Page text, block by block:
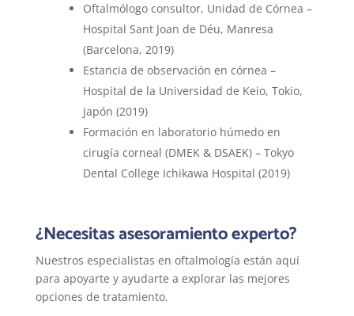
Oftalmólogo consultor, Unidad de Córnea –
Hospital Sant Joan de Déu, Manresa
(Barcelona, 2019)
Estancia de observación en córnea –
Hospital de la Universidad de Keio, Tokio,
Japón (2019)
Formación en laboratorio húmedo en
cirugía corneal (DMEK & DSAEK) – Tokyo
Dental College Ichikawa Hospital (2019)
¿Necesitas asesoramiento experto?
Nuestros especialistas en oftalmología están aquí
para apoyarte y ayudarte a explorar las mejores
opciones de tratamiento.